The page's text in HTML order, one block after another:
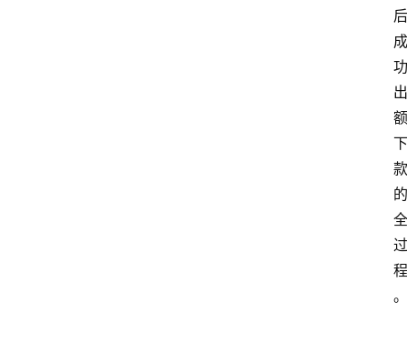
后
成
功
出
额
下
款
的
全
过
程
。